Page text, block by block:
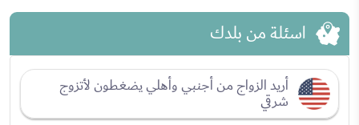
اسئلة من بلدك
أريد الزواج من أجنبي وأهلي يضغطون لأتزوج
شرقي